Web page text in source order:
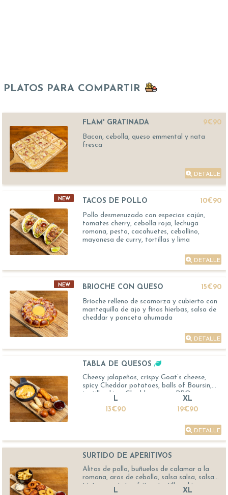
PLATOS PARA COMPARTIR
FLAM' GRATINADA
9€90
Bacon, cebolla, queso emmental y nata
fresca
DETALLE
NEW TACOS DE POLLO
10€90
Pollo desmenuzado con especias cajún,
tomates cherry, cebolla roja, lechuga
romana, pesto, cacahuetes, cebollino,
mayonesa de curry, tortillas y lima
DETALLE
NEW BRIOCHE CON QUESO
15€90
Brioche relleno de scamorza y cubierto con
mantequilla de ajo y finas hierbas, salsa de
cheddar y panceta ahumada
DETALLE
TABLA DE QUESOS
Cheesy jalapeños, crispy Goat’s cheese,
spicy Cheddar potatoes, balls of Boursin,
tortilla chips, Cheddar sauce, BBQ sauce
L
13€90
XL
19€90
DETALLE
SURTIDO DE APERITIVOS
Alitas de pollo, buñuelos de calamar a la
romana, aros de cebolla, salsa salsa, salsa
tártara, patatas fritas, tortillas chips
L
XL